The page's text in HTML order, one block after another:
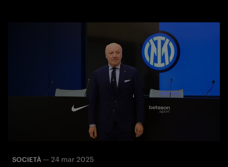
SOCIETÀ — 24 mar 2025